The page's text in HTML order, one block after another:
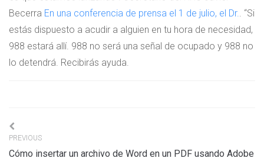
Becerra En una conferencia de prensa el 1 de julio, el Dr.. “Si
estás dispuesto a acudir a alguien en tu hora de necesidad,
988 estará allí. 988 no será una señal de ocupado y 988 no
lo detendrá. Recibirás ayuda.
Navigation
de
PREVIOUS
Cómo insertar un archivo de Word en un PDF usando Adobe